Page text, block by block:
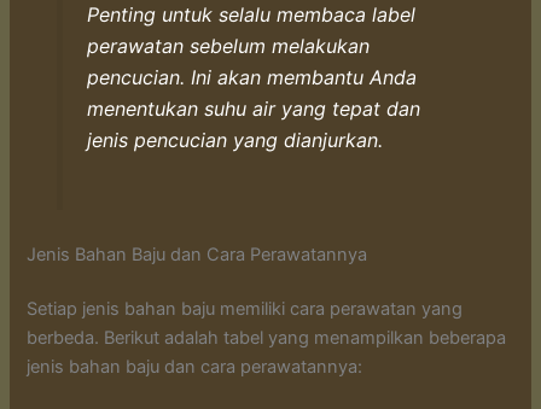
Penting untuk selalu membaca label
perawatan sebelum melakukan
pencucian. Ini akan membantu Anda
menentukan suhu air yang tepat dan
jenis pencucian yang dianjurkan.
Jenis Bahan Baju dan Cara Perawatannya
Setiap jenis bahan baju memiliki cara perawatan yang
berbeda. Berikut adalah tabel yang menampilkan beberapa
jenis bahan baju dan cara perawatannya: